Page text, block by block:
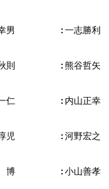
男        :一志勝利
則        :熊谷哲矢
仁        :内山正幸
児        :河野宏之
博        :小山善孝